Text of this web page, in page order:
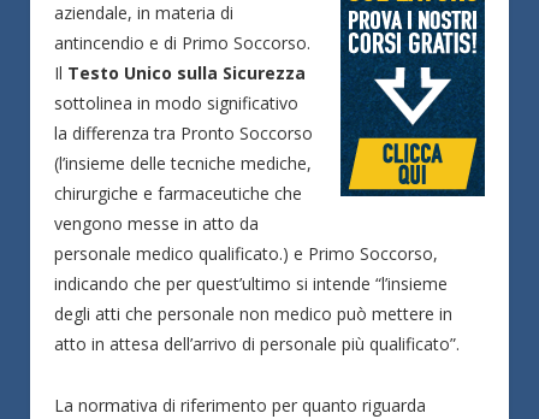
aziendale, in materia di
antincendio e di Primo Soccorso.
Il Testo Unico sulla Sicurezza
sottolinea in modo significativo
la differenza tra Pronto Soccorso
(l’insieme delle tecniche mediche,
chirurgiche e farmaceutiche che
vengono messe in atto da
personale medico qualificato.) e Primo Soccorso,
indicando che per quest’ultimo si intende “l’insieme
degli atti che personale non medico può mettere in
atto in attesa dell’arrivo di personale più qualificato”.
La normativa di riferimento per quanto riguarda